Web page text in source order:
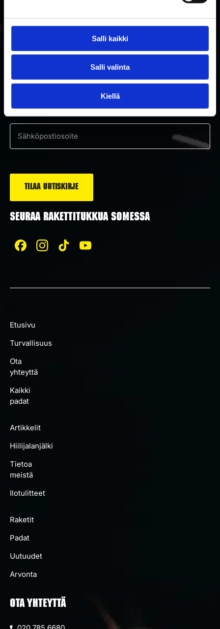
Salli kaikki
Salli valinta
Kiellä
Tilaa uutiskirje ja saat ensimmäisenä tietoa uutuuksista ja
Suostumus
Hyväksyn tietosuojaselosteen mukaisen tietojeni käytön.*
Sähköposti
SEURAA RAKETTITUKKUA SOMESSA
Etusivu
Turvallisuus
Ota
yhteyttä
Kaikki
padat
Artikkelit
Hiilijalanjälki
Tietoa
meistä
Ilotulitteet
Raketit
Padat
Uutuudet
Arvonta
OTA YHTEYTTÄ